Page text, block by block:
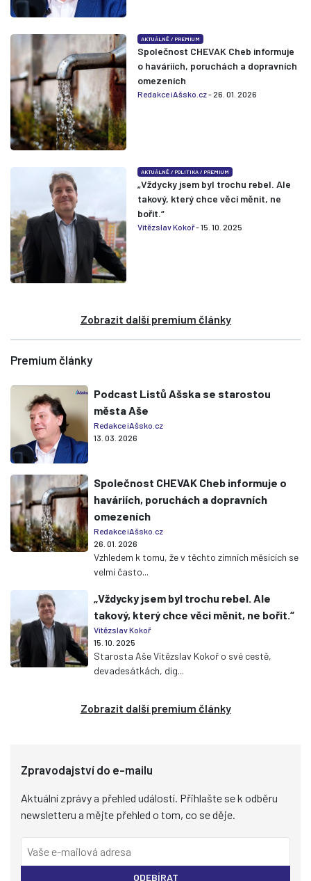
AKTUÁLNĚ /PREMIUM
Společnost CHEVAK Cheb informuje
o haváriích, poruchách a dopravních
omezeních
Redakce iAšsko.cz- 26. 01. 2026
AKTUÁLNĚ /POLITIKA /PREMIUM
„Vždycky jsem byl trochu rebel. Ale
takový, který chce věci měnit, ne
bořit.“
Vítězslav Kokoř- 15. 10. 2025
Zobrazit další premium články
Premium články
Podcast Listů Ašska se starostou
města Aše
Redakce iAšsko.cz
13. 03. 2026
Společnost CHEVAK Cheb informuje o
haváriích, poruchách a dopravních
omezeních
Redakce iAšsko.cz
26. 01. 2026
Vzhledem k tomu, že v těchto zimních měsících se
velmi často...
„Vždycky jsem byl trochu rebel. Ale
takový, který chce věci měnit, ne bořit.“
Vítězslav Kokoř
15. 10. 2025
Starosta Aše Vítězslav Kokoř o své cestě,
devadesátkách, dig...
Zobrazit další premium články
Zpravodajství do e-mailu
Aktuální zprávy a přehled událostí. Přihlašte se k odběru
newsletteru a mějte přehled o tom, co se děje.
ODEBÍRAT